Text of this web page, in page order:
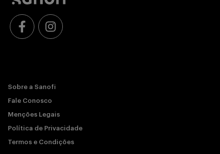
Sobre a Sanofi
Fale Conosco
Menções Legais
Política de Privacidade
Termos e Condições